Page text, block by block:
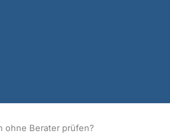
ohne Berater prüfen?